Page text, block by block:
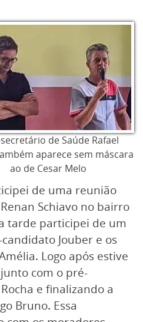
de Saúde Rafael
aparece sem máscara
ao de Cesar Melo
de uma reunião
Schiavo no bairro
tarde participei de um
Jouber e os
Logo após estive
com o pré-
e finalizando a
Bruno. Essa